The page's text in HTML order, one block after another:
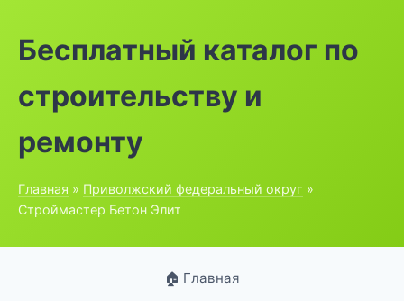
Бесплатный каталог по
строительству и
ремонту
Главная » Приволжский федеральный округ »
Строймастер Бетон Элит
🏠 Главная